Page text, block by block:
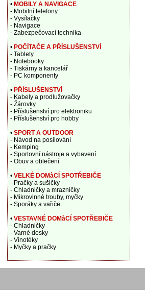
• MOBILY A NAVIGACE
- Mobilní telefony
- Vysílačky
- Navigace
- Zabezpečovací technika
• POČÍTAČE A PŘÍSLUŠENSTVÍ
- Tablety
- Notebooky
- Tiskárny a kancelář
- PC komponenty
• PŘÍSLUŠENSTVÍ
- Kabely a prodlužovačky
- Žárovky
- Příslušenství pro elektroniku
- Příslušenství pro hobby
• SPORT A OUTDOOR
- Návod na posilování
- Kemping
- Sportovní nástroje a vybavení
- Obuv a oblečení
• VELKÉ DOMàCÍ SPOTŘEBIČE
- Pračky a sušičky
- Chladničky a mrazničky
- Mikrovlnné trouby, myčky
- Sporáky a vařiče
• VESTAVNÉ DOMàCÍ SPOTŘEBIČE
- Chladničky
- Varné desky
- Vinotéky
- Myčky a pračky